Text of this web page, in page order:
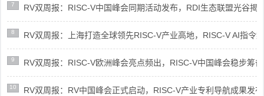
7 RV双周报：RISC-V中国峰会同期活动发布，RDI生态联盟光谷揭
8 RV双周报：上海打造全球领先RISC-V产业高地，RISC-V AI指令
9 RV双周报：RISC-V欧洲峰会亮点频出，RISC-V中国峰会稳步筹
10 RV双周报：RV中国峰会正式启动，RISC-V产业专利导航成果发